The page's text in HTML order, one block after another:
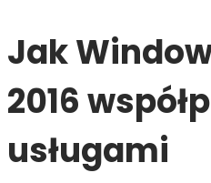
Jak
2016
usługami